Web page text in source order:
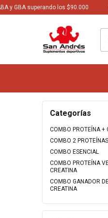
GBA superando los $90.000
Categorías
COMBO PROTEÍNA +
COMBO 2
COMBO ESENCIAL
COMBO PROTEÍNA
CREATINA
COMBO GANADOR
CREATINA